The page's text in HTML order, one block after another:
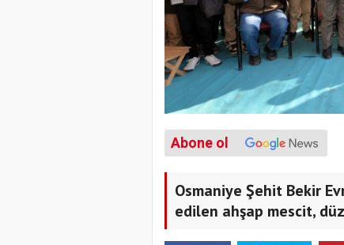
Abone ol
Osmaniye Şehit Bekir
edilen ahşap mescit,